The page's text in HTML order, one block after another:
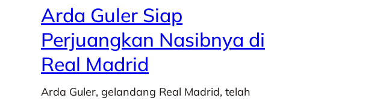
Arda Guler Siap
Perjuangkan Nasibnya di
Real Madrid
Arda Guler, gelandang Real Madrid, telah